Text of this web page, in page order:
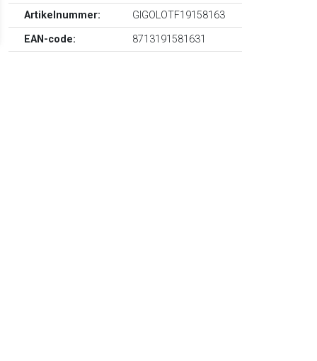
Artikelnummer:
GIGOLOTF19158163
EAN-code:
8713191581631